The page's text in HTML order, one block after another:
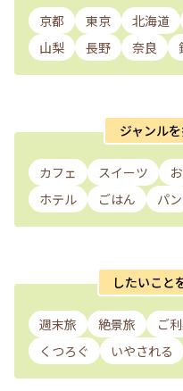
京都 東京 北海道
山梨
長野 奈良
ジャンル
カフェ スイーツ
ホテル
ごはん パン
したいこと
週末旅 絶景旅 ご
くつろぐ
いやされる